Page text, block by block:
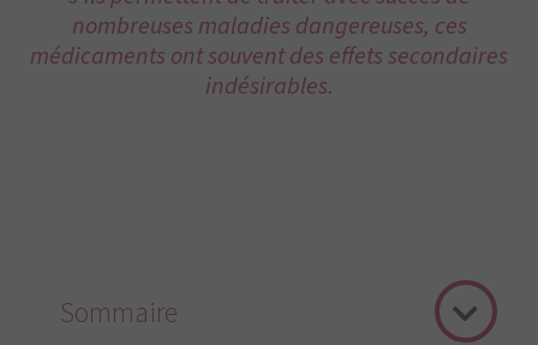
nombreuses maladies dangereuses, ces
médicaments ont souvent des effets secondaires
indésirables.
Sommaire